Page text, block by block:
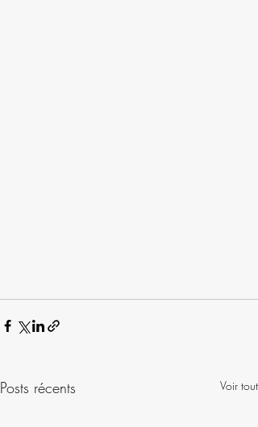
Posts récents Voir tout